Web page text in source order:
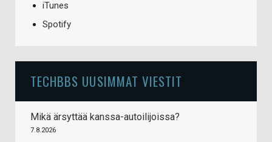
iTunes
Spotify
TECHBBS UUSIMMAT VIESTIT
Mikä ärsyttää kanssa-autoilijoissa?
7.8.2026